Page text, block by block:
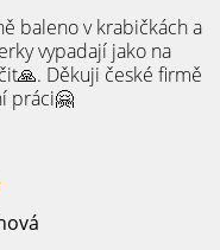
baleno v krabičkách a
vypadají jako na
Děkuji české firmě
práci🤗